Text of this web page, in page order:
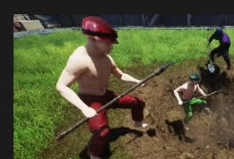
ACCEDI O REGISTRATI